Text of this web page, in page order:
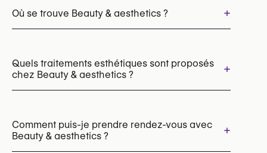
Où se trouve Beauty & aesthetics ? +
Quels traitements esthétiques sont proposés
chez Beauty & aesthetics ?
+
Laser vasculaire (ExcelV, Lumecca)
Comment puis-je prendre rendez-vous avec
Beauty & aesthetics ?
+